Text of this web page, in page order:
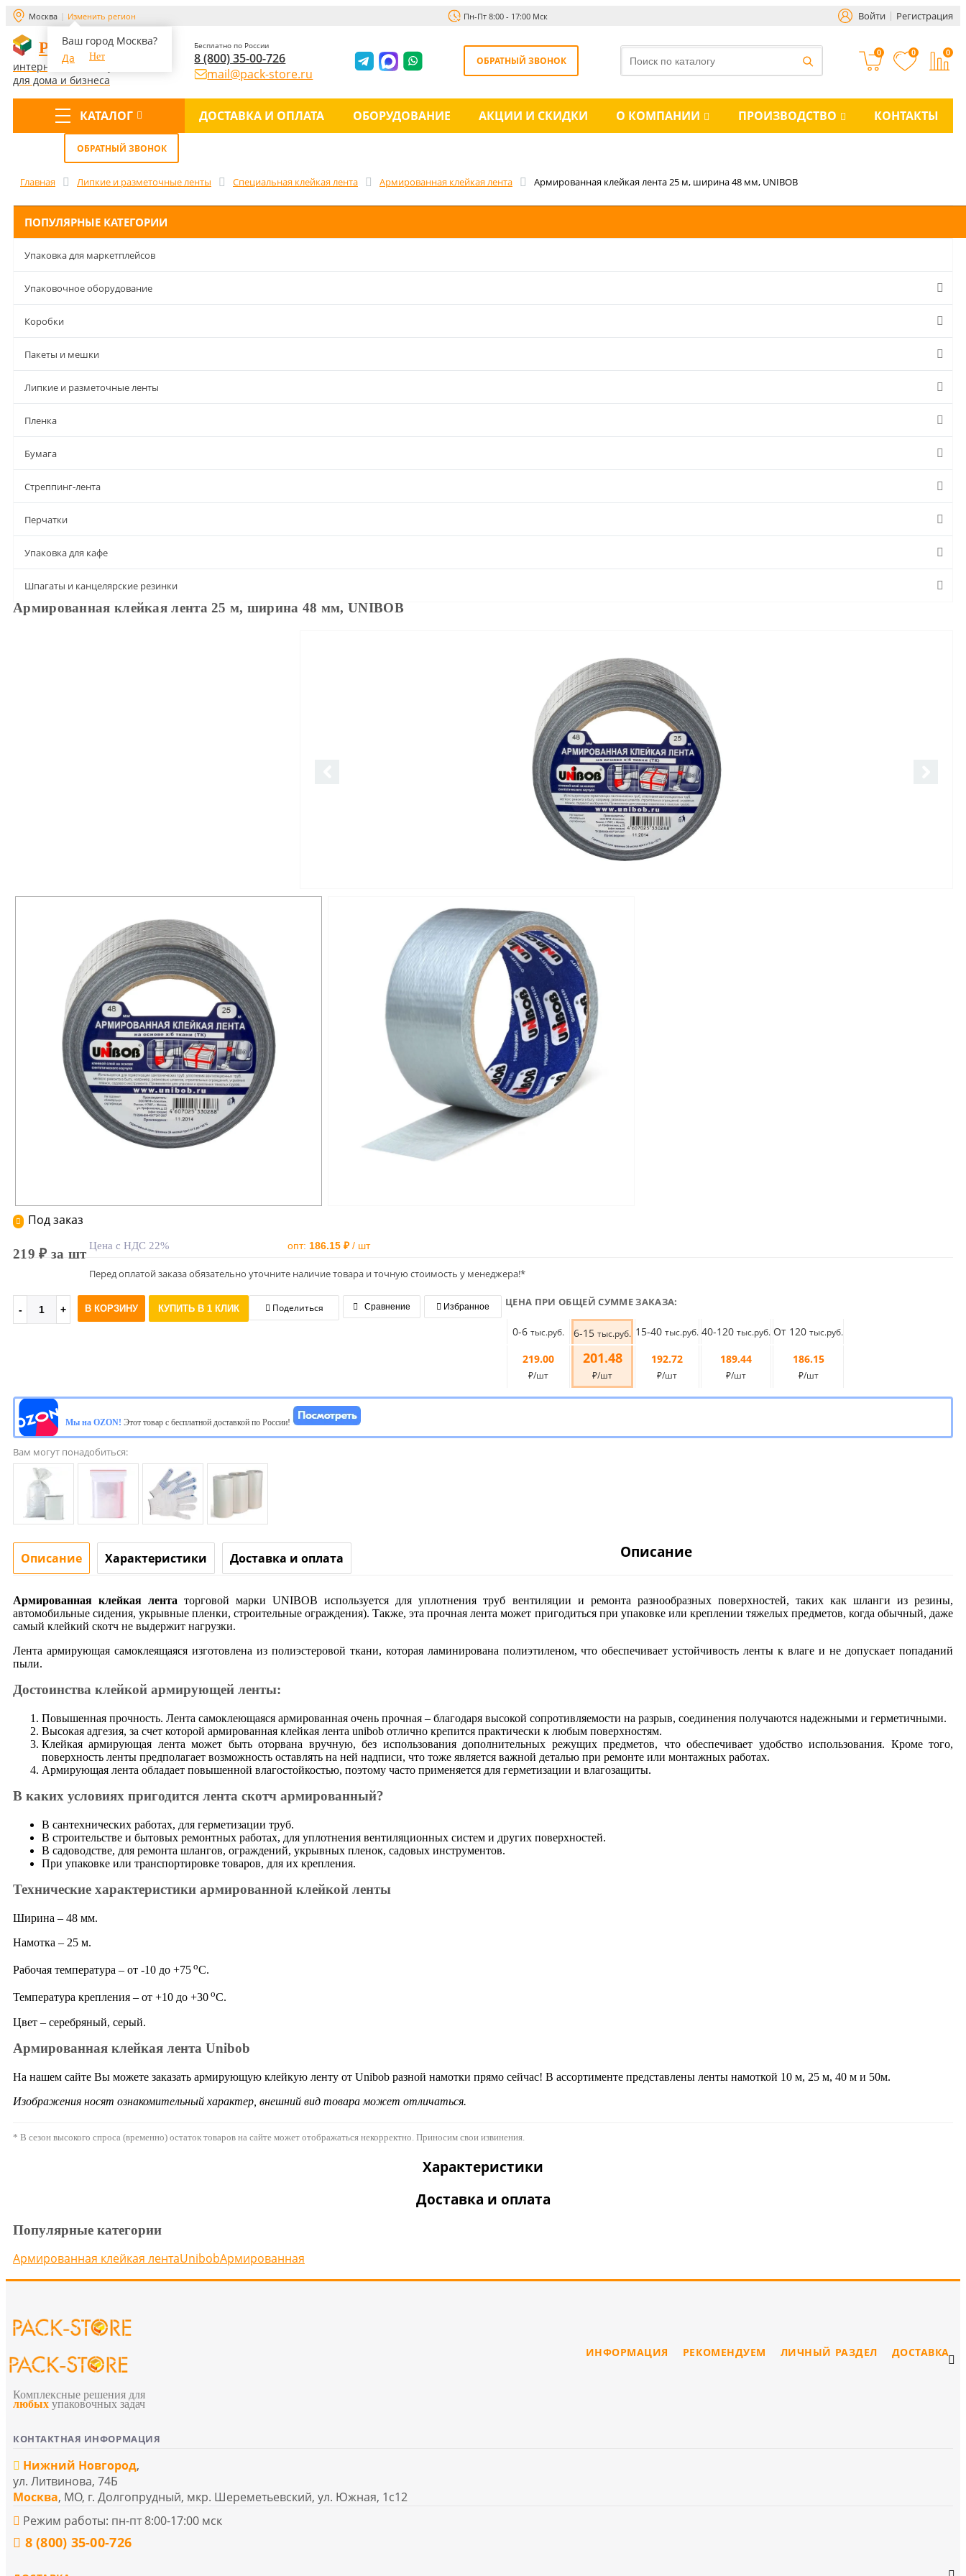
Москва Изменить регион
Ваш город Москва?
Да
Нет
Пн-Пт 8:00 - 17:00 Мск Войти Регистрация
PACK-STORE
интернет-магазин упаковки
для дома и бизнеса
Бесплатно по России
8 (800) 35-00-726
mail@pack-store.ru
ОБРАТНЫЙ ЗВОНОК
0 0 0
КАТАЛОГ ДОСТАВКА И ОПЛАТА ОБОРУДОВАНИЕ АКЦИИ И СКИДКИ О КОМПАНИИ ПРОИЗВОДСТВО КОНТАКТЫ
ОБРАТНЫЙ ЗВОНОК
Главная Липкие и разметочные ленты Специальная клейкая лента Армированная клейкая лента Армированная клейкая лента 25 м, ширина 48 мм, UNIBOB
ПОПУЛЯРНЫЕ КАТЕГОРИИ
Упаковка для маркетплейсов
Упаковочное оборудование
Коробки
Пакеты и мешки
Липкие и разметочные ленты
Пленка
Бумага
Стреппинг-лента
Перчатки
Упаковка для кафе
Шпагаты и канцелярские резинки
Армированная клейкая лента 25 м, ширина 48 мм, UNIBOB
Под заказ
219 ₽ за шт
Цена с НДС 22% опт: 186.15 ₽/ шт
Перед оплатой заказа обязательно уточните наличие товара и точную стоимость у менеджера!*
В КОРЗИНУ КУПИТЬ В 1 КЛИК Поделиться Сравнение Избранное ЦЕНА ПРИ ОБЩЕЙ СУММЕ ЗАКАЗА:
0-6 тыс.руб. 6-15 тыс.руб. 15-40 тыс.руб. 40-120 тыс.руб. От 120 тыс.руб.
219.00
₽/шт
201.48
₽/шт
192.72
₽/шт
189.44
₽/шт
186.15
₽/шт
Мы на OZON! Этот товар с бесплатной доставкой по России!
Вам могут понадобиться:
Описание Характеристики Доставка и оплата Описание
Армированная клейкая лента торговой марки UNIBOB используется для уплотнения труб вентиляции и ремонта разнообразных поверхностей, таких как шланги из резины,
автомобильные сидения, укрывные пленки, строительные ограждения). Также, эта прочная лента может пригодиться при упаковке или креплении тяжелых предметов, когда обычный, даже
самый клейкий скотч не выдержит нагрузки.
Лента армирующая самоклеящаяся изготовлена из полиэстеровой ткани, которая ламинирована полиэтиленом, что обеспечивает устойчивость ленты к влаге и не допускает попаданий
пыли.
Достоинства клейкой армирующей ленты:
Повышенная прочность. Лента самоклеющаяся армированная очень прочная – благодаря высокой сопротивляемости на разрыв, соединения получаются надежными и герметичными.
Высокая адгезия, за счет которой армированная клейкая лента unibob отлично крепится практически к любым поверхностям.
Клейкая армирующая лента может быть оторвана вручную, без использования дополнительных режущих предметов, что обеспечивает удобство использования. Кроме того,
поверхность ленты предполагает возможность оставлять на ней надписи, что тоже является важной деталью при ремонте или монтажных работах.
Армирующая лента обладает повышенной влагостойкостью, поэтому часто применяется для герметизации и влагозащиты.
В каких условиях пригодится лента скотч армированный?
В сантехнических работах, для герметизации труб.
В строительстве и бытовых ремонтных работах, для уплотнения вентиляционных систем и других поверхностей.
В садоводстве, для ремонта шлангов, ограждений, укрывных пленок, садовых инструментов.
При упаковке или транспортировке товаров, для их крепления.
Технические характеристики армированной клейкой ленты
Ширина – 48 мм.
Намотка – 25 м.
Рабочая температура – от -10 до +75 оС.
Температура крепления – от +10 до +30 оС.
Цвет – серебряный, серый.
Армированная клейкая лента Unibob
На нашем сайте Вы можете заказать армирующую клейкую ленту от Unibob разной намотки прямо сейчас! В ассортименте представлены ленты намоткой 10 м, 25 м, 40 м и 50м.
Изображения носят ознакомительный характер, внешний вид товара может отличаться.
* В сезон высокого спроса (временно) остаток товаров на сайте может отображаться некорректно. Приносим свои извинения.
Характеристики
Доставка и оплата
Популярные категории
Армированная клейкая лентаUnibobАрмированная
ДОСТАВКА
ЛИЧНЫЙ РАЗДЕЛ
РЕКОМЕНДУЕМ
ИНФОРМАЦИЯ
Комплексные решения для
любых упаковочных задач
КОНТАКТНАЯ ИНФОРМАЦИЯ
Нижний Новгород,
ул. Литвинова, 74Б
Москва, МО, г. Долгопрудный, мкр. Шереметьевский, ул. Южная, 1с12
Режим работы: пн-пт 8:00-17:00 мск
8 (800) 35-00-726